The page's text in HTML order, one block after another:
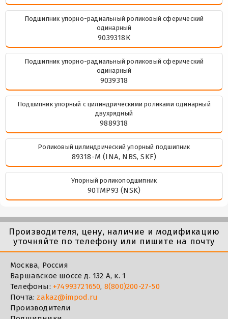
Подшипник упорно-радиальный роликовый сферический
одинарный
9039318К
Подшипник упорно-радиальный роликовый сферический
одинарный
9039318
Подшипник упорный с цилиндрическими роликами одинарный
двухрядный
9889318
Роликовый цилиндрический упорный подшипник
89318-M (INA, NBS, SKF)
Упорный роликоподшипник
90TMP93 (NSK)
Производителя, цену, наличие и модификацию
уточняйте по телефону или пишите на почту
Москва, Россия
Варшавское шоссе д. 132 А, к. 1
Телефоны: +74993721650, 8(800)200-27-50
Почта:zakaz@impod.ru
Производители